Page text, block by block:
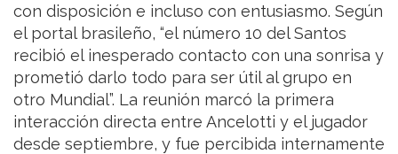
con disposición e incluso con entusiasmo. Según
el portal brasileño, “el número 10 del Santos
recibió el inesperado contacto con una sonrisa y
prometió darlo todo para ser útil al grupo en
otro Mundial”. La reunión marcó la primera
interacción directa entre Ancelotti y el jugador
desde septiembre, y fue percibida internamente